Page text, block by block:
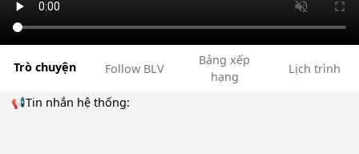
Trò chuyện Follow BLV
Bảng xếp
hạng
Lịch trình
📢Tin nhắn hệ thống: